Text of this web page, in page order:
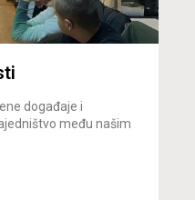
događaje i
među našim